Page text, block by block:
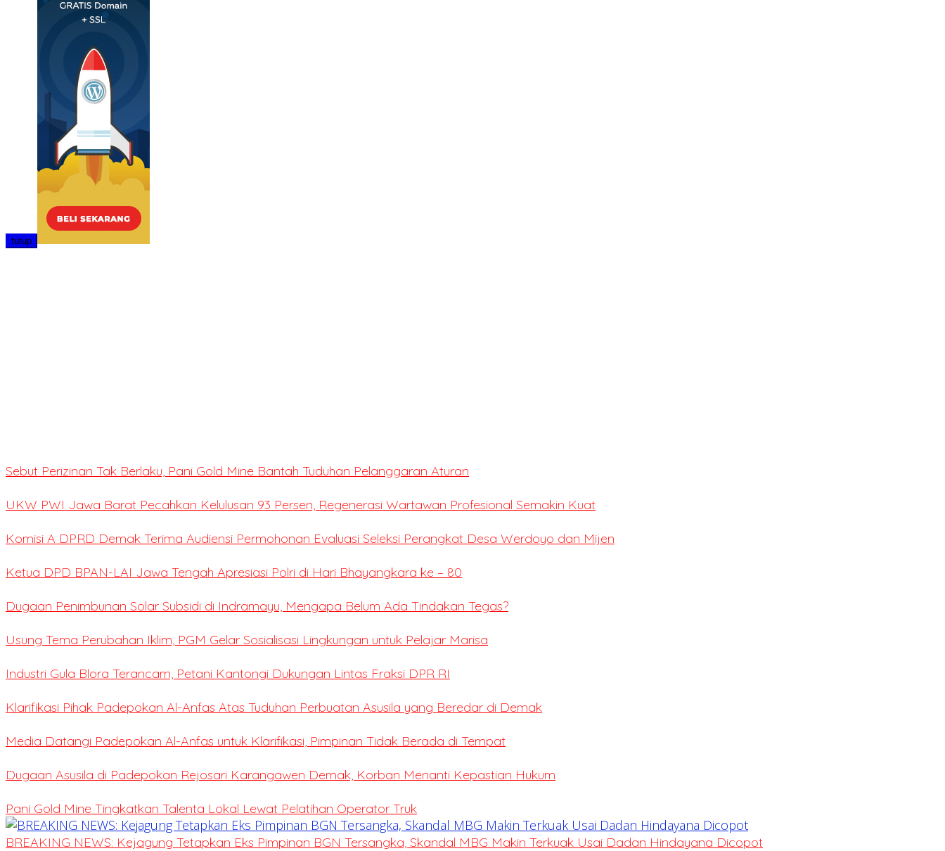
tutup
Sebut Perizinan Tak Berlaku, Pani Gold Mine Bantah Tuduhan Pelanggaran Aturan
UKW PWI Jawa Barat Pecahkan Kelulusan 93 Persen, Regenerasi Wartawan Profesional Semakin Kuat
Komisi A DPRD Demak Terima Audiensi Permohonan Evaluasi Seleksi Perangkat Desa Werdoyo dan Mijen
Ketua DPD BPAN-LAI Jawa Tengah Apresiasi Polri di Hari Bhayangkara ke – 80
Dugaan Penimbunan Solar Subsidi di Indramayu, Mengapa Belum Ada Tindakan Tegas?
Usung Tema Perubahan Iklim, PGM Gelar Sosialisasi Lingkungan untuk Pelajar Marisa
Industri Gula Blora Terancam, Petani Kantongi Dukungan Lintas Fraksi DPR RI
Klarifikasi Pihak Padepokan Al-Anfas Atas Tuduhan Perbuatan Asusila yang Beredar di Demak
Media Datangi Padepokan Al-Anfas untuk Klarifikasi, Pimpinan Tidak Berada di Tempat
Dugaan Asusila di Padepokan Rejosari Karangawen Demak, Korban Menanti Kepastian Hukum
Pani Gold Mine Tingkatkan Talenta Lokal Lewat Pelatihan Operator Truk
BREAKING NEWS: Kejagung Tetapkan Eks Pimpinan BGN Tersangka, Skandal MBG Makin Terkuak Usai Dadan Hindayana Dicopot